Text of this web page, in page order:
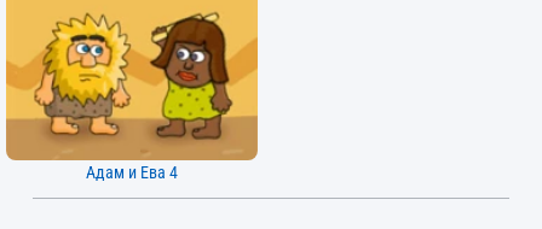
Адам и Ева 4